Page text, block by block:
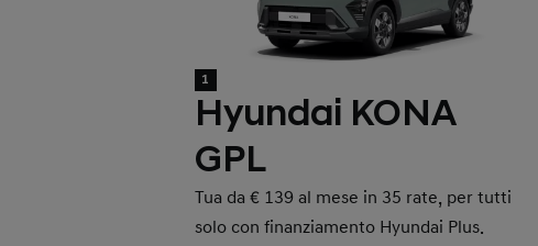
1
Hyundai KONA
GPL
Tua da € 139 al mese in 35 rate, per tutti
solo con finanziamento Hyundai Plus.